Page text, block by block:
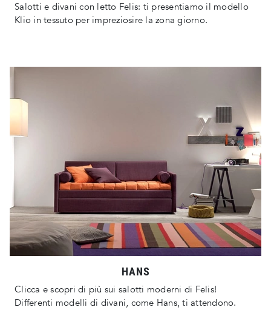
Salotti e divani con letto Felis: ti presentiamo il modello
Klio in tessuto per impreziosire la zona giorno.
HANS
Clicca e scopri di più sui salotti moderni di Felis!
Differenti modelli di divani, come Hans, ti attendono.